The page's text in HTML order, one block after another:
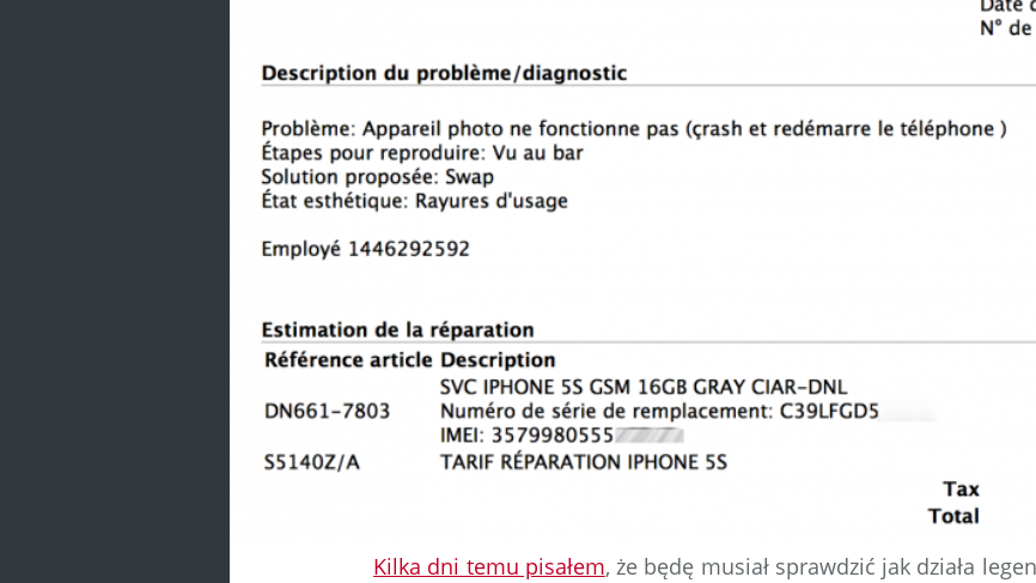
Kilka dni temu pisałem, że będę musiał sprawdzić jak działa